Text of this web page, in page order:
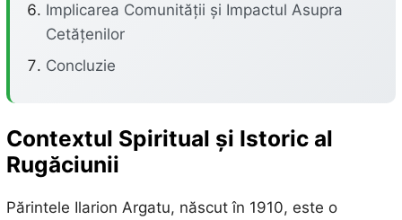
Implicarea Comunității și Impactul Asupra
Cetățenilor
Concluzie
Contextul Spiritual și Istoric al
Rugăciunii
Părintele Ilarion Argatu, născut în 1910, este o